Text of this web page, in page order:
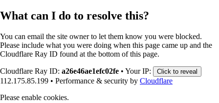
What can I do to resolve this?
You can email the site owner to let them know you were blocked.
Please include what you were doing when this page came up and the
Cloudflare Ray ID found at the bottom of this page.
Cloudflare Ray ID: a26e46ae1efc02fe • Your IP: Click to reveal
112.175.85.199 • Performance & security by Cloudflare
Please enable cookies.